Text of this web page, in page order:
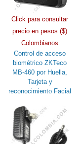
Click para consultar
precio en pesos ($)
Colombianos
Control de acceso
biométrico ZKTeco
MB-460 por Huella,
Tarjeta y
reconocimiento Facial